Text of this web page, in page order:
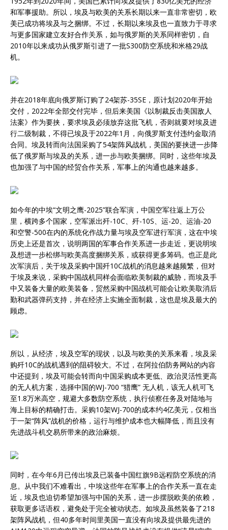
和军事援助。所以，埃及与欧美的关系长期以来一直非常密切，欧
美已成功将埃及与之捆绑。不过，长期以来埃及也一直致力于寻求
与更多国家建立友好合作关系，如与俄罗斯的关系同样密切，自
2010年以来成功从俄罗斯引进了一批S300防空系统和米格29战
机。
并在2018年底向俄罗斯订购了24架苏-35SE，原计划2020年开始
交付，2022年全部交付完毕，但后来美国《以制裁反击美国敌人
法案》作为要挟，要求埃及必须放弃这批飞机，否则就要对埃及进
行二级制裁，不得已埃及于2022年1月，向俄罗斯支付违约金取消
合同。埃及转而向法国采购了54架阵风战机，美国的要挟进一步降
低了俄罗斯与埃及的关系，进一步与欧美捆绑。同时，这些年埃及
也加强了与中国的经贸合作关系，军事上的沟通也越来越多。
如今年的中埃“文明之鹰-2025”联合军演，中国空军往返上万公
里，横跨多个国家，空军派出歼-10C、歼-10S、运-20、运油-20
和空警-500在内的系统化作战力量与埃及空军进行军演，这在中埃
历史上还是首次，说明两国的军事合作关系进一步走近，更说明埃
及想进一步松绑与欧美高度捆绑关系，或获得更多筹码。也正是此
次军演后，关于埃及采购中国歼10C战机的消息越来越频繁，但对
于埃及来说，采购中国战机同样会面临欧美制裁的威胁，而埃及手
中又装备大量的欧美装备，贸然采购中国战机可能会让欧美取消后
勤和武器弹药支持，并在经济上实施全面制裁，这也是埃及最大的
顾虑。
所以，从经济，埃及空军的现状，以及与欧美的关系来看，埃及采
购歼10C的战机遇到的阻碍较大。不过，在阿拉伯防务网站的内容
中还提到，埃及可能会转而向中国采购成本更低、政治灵活性更高
的无人机方案，选择中国的WJ-700 “猎鹰” 无人机，该无人机可飞
至1.8万米高空，规避大多数防空系统，执行侦察任务及对陆地与
海上目标的精确打击。采购10架WJ-700的成本约4亿美元，仅相当
于一架“阵风”战机的价格，运行与维护成本也大幅降低，而且没有
先进战斗机交易所带来的政治麻烦。
同时，在今年6月已传出埃及已装备中国红旗9B远程防空系统的消
息。从中我们不难看出，中埃这些年在军事上的合作关系一直在走
近，埃及也迫切希望加强与中国的关系，进一步摆脱欧美的依赖，
获取更多话语权，避免处于完全被动状态。如埃及虽然装备了218
架阵风战机，但40多年时间里美国一直没有向埃及提供最先进的